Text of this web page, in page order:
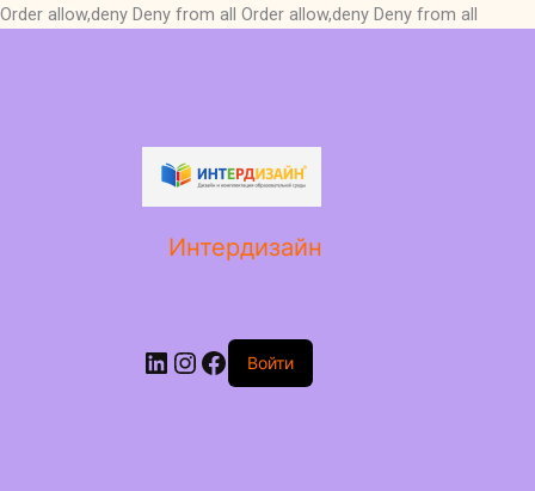
Order allow,deny Deny from all Order allow,deny Deny from all
Интердизайн
LinkedIn
Instagram
Facebook
Войти